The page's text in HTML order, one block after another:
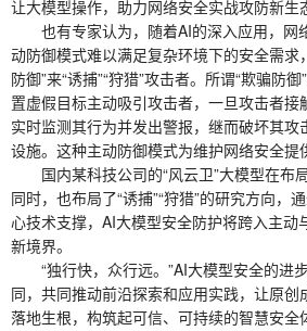
让大模型操作，助力网络安全实战攻防新生
也有专家认为，随着AI的深入应用，网
动防御模式难以满足复杂环境下的安全需求
防御”来“诱捕”“狩猎”攻击者。所谓“欺骗防
置虚假目标主动吸引攻击者，一旦攻击者接
实时监测其行为并发出警报，继而破坏其攻
设施。这种主动防御模式为维护网络安全提
国内某科技公司的“风云卫”大模型在布
同时，也布局了“诱捕”“狩猎”的研究方向，
心技术支撑，AI大模型安全防护将跨入主动
新境界。
“独行快，众行远。”AI大模型安全的进
同，共同推动前沿探索和应用实践，让原创
落地生根，构筑起可信、可持续的智慧安全